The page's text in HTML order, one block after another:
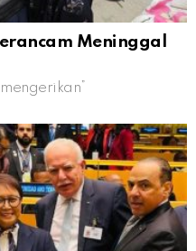
Meninggal